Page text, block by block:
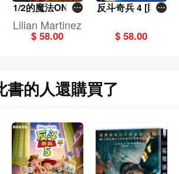
1/2的魔法ONWA
RD [貼紙遊戲套
裝]
Lilian Martinez
$ 58.00
反斗奇兵 4 [貼紙
$ 58.00
書的人還購買了